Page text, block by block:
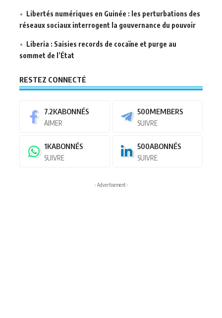
Libertés numériques en Guinée : les perturbations des
réseaux sociaux interrogent la gouvernance du pouvoir
Liberia : Saisies records de cocaïne et purge au
sommet de l’État
RESTEZ CONNECTÉ
7.2KABONNÉS
AIMER
500MEMBERS
SUIVRE
1KABONNÉS
SUIVRE
500ABONNÉS
SUIVRE
- Advertisement -